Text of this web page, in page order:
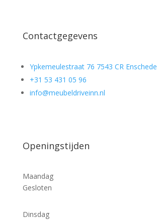
Contactgegevens
Ypkemeulestraat 76 7543 CR Enschede
+31 53 431 05 96
info@meubeldriveinn.nl
Openingstijden
Maandag
Gesloten
Dinsdag